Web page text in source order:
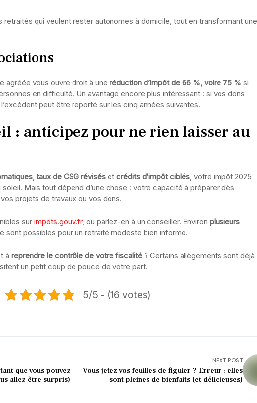
qui veulent rester autonomes à domicile, tout en transformant une
agréée vous ouvre droit à une réduction d’impôt de 66 %, voire 75 % si
en difficulté. Un avantage encore plus intéressant : si vos dons
peut être reporté sur les cinq années suivantes.
: anticipez pour ne rien laisser au
, taux de CSG révisés et crédits d’impôt ciblés, votre impôt 2025
Mais tout dépend d’une chose : votre capacité à préparer dès
projets de travaux ou vos dons.
sur impots.gouv.fr, ou parlez-en à un conseiller. Environ plusieurs
sont possibles pour un retraité modeste bien informé.
à reprendre le contrôle de votre fiscalité ? Certains allègements sont déjà
un petit coup de pouce de votre part.
5/5 - (16 votes)
que vous pouvez
allez être surpris)
NEXT POST
Vous jetez vos feuilles de figuier ? Erreur : elles
sont pleines de bienfaits (et délicieuses)